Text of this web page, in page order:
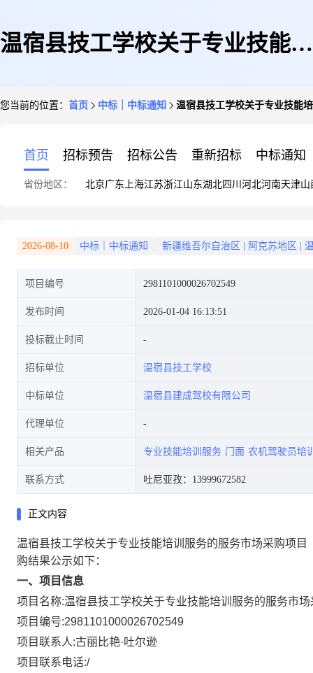
温宿县技工学校关于专业技能培
您当前的位置： 首页 中标｜中标通知 温宿县技工学校关于专业技能
首页 招标预告 招标公告 重新招标 中标通知
省份地区： 北京广东 上海江苏浙江山东湖北四川 河北河南天津山
2026-08-10 中标｜中标通知 新疆维吾尔自治区 阿克苏地区
项目编号 2981101000026702549
发布时间 2026-01-04 16:13:51
投标截止时间
招标单位 温宿县技工学校
中标单位 温宿县建成驾校有限公司
代理单位
相关产品 专业技能培训服务 门面 农机驾驶员培
联系方式 吐尼亚孜：13999672582
正文内容
温宿县技工学校关于专业技能培训服务的服务市场采购项目
购结果公示如下：
一、项目信息
项目名称:温宿县技工学校关于专业技能培训服务的服务市
项目编号:2981101000026702549
项目联系人:古丽比艳·吐尔逊
项目联系电话:/